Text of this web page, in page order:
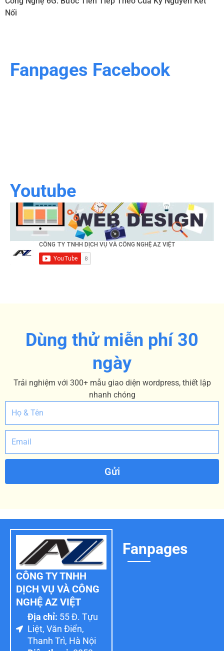
Nối
Fanpages Facebook
Youtube
Dùng thử miễn phí 30
ngày
Trải nghiệm với 300+ mẫu giao diện wordpress, thiết lập
nhanh chóng
Gửi
CÔNG TY TNHH
DỊCH VỤ VÀ CÔNG
NGHỆ AZ VIỆT
Địa chỉ: 55 Đ. Tựu
Liệt, Văn Điển,
Thanh Trì, Hà Nội
Fanpages